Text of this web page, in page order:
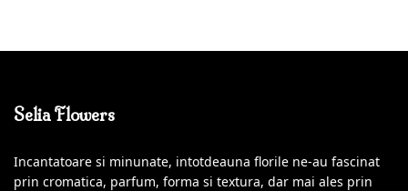
Selia Flowers
Incantatoare si minunate, intotdeauna florile ne-au fascinat
prin cromatica, parfum, forma si textura, dar mai ales prin